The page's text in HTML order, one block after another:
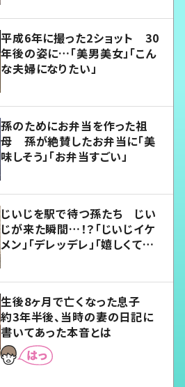
平成6年に撮った2ショット 30
年後の姿に…「美男美女」「こん
な夫婦になりたい」
孫のためにお弁当を作った祖
母 孫が絶賛したお弁当に「美
味しそう」「お弁当すごい」
じいじを駅で待つ孫たち じい
じが来た瞬間…！？「じいじイケ
メン」「デレッデレ」「嬉しくて可
生後8ヶ月で亡くなった息子
約3年半後、当時の妻の日記に
書いてあった本音とは